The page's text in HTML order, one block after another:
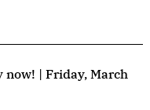
now! | Friday, March